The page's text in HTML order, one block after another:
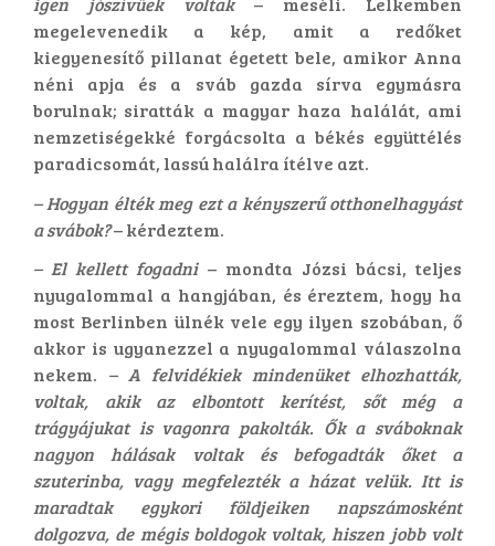
megelevenedik a kép, amit a redőket
kiegyenesítő pillanat égetett bele, amikor Anna
néni apja és a sváb gazda sírva egymásra
borulnak; siratták a magyar haza halálát, ami
nemzetiségekké forgácsolta a békés együttélés
paradicsomát, lassú halálra ítélve azt.
– Hogyan élték meg ezt a kényszerű otthonelhagyást
a svábok?– kérdeztem.
– El kellett fogadni– mondta Józsi bácsi, teljes
nyugalommal a hangjában, és éreztem, hogy ha
most Berlinben ülnék vele egy ilyen szobában, ő
akkor is ugyanezzel a nyugalommal válaszolna
nekem. – A felvidékiek mindenüket elhozhatták,
voltak, akik az elbontott kerítést, sőt még a
trágyájukat is vagonra pakolták. Ők a sváboknak
nagyon hálásak voltak és befogadták őket a
szuterinba, vagy megfelezték a házat velük. Itt is
maradtak egykori földjeiken napszámosként
dolgozva, de mégis boldogok voltak, hiszen jobb volt